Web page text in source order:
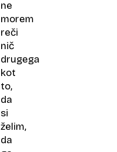
ne
morem
reči
nič
drugega
kot
to,
da
si
želim,
da